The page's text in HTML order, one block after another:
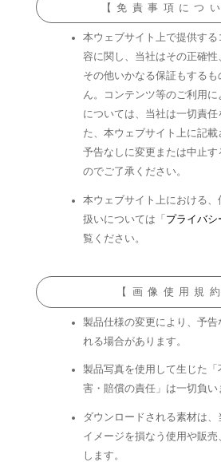
【免責事項につ
本ウェブサイト上で提供する
容に関し、当社はその正確性
その他いかなる保証もする
ん。コンテンツ等のご利用
については、当社は一切責任
た、本ウェブサイト上に記
予告なしに変更または中止す
のでご了承ください。
本ウェブサイト上における、
扱いについては「 プライバシ
覧ください。
【画像使用規
製品仕様の変更により、予告
れる場合があります。
製品写真を使用して生じた「
害・賠償の責任」は一切負い
ダウンロードされる素材は
イメージを損なう使用や販
します。